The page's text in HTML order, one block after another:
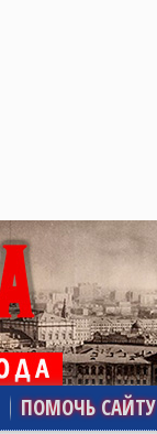
ПОМОЧЬ САЙТУ